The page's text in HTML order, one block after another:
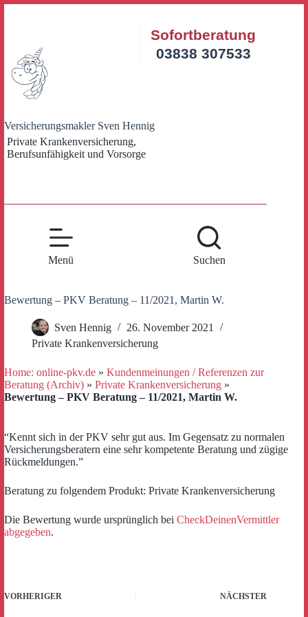
Versicherungsmakler Sven Hennig
Private Krankenversicherung,
Berufsunfähigkeit und Vorsorge
Sofortberatung
03838 307533
Menü Suchen
Bewertung – PKV Beratung – 11/2021, Martin W.
Sven Hennig
26. November 2021
Private Krankenversicherung
Home: online-pkv.de » Kundenmeinungen / Referenzen zur
Beratung (Archiv) » Private Krankenversicherung »
Bewertung – PKV Beratung – 11/2021, Martin W.
“Kennt sich in der PKV sehr gut aus. Im Gegensatz zu normalen
Versicherungsberatern eine sehr kompetente Beratung und zügige
Rückmeldungen.”
Beratung zu folgendem Produkt: Private Krankenversicherung
Die Bewertung wurde ursprünglich bei CheckDeinenVermittler
abgegeben.
VORHERIGER NÄCHSTER